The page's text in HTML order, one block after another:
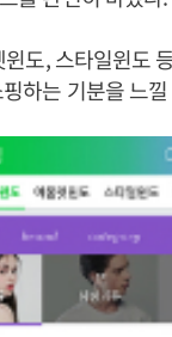
도, 스타일윈도
하는 기분을 느